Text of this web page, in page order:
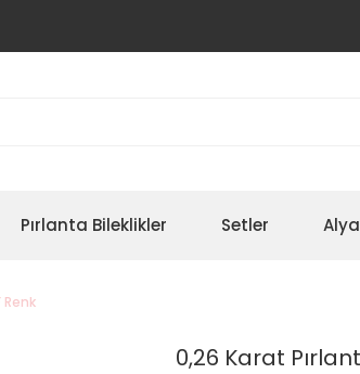
Pırlanta Bileklikler Setler
0,26 Karat